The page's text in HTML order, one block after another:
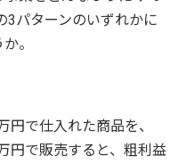
3パターンのいずれかに
。
円で仕入れた商品を、
円で販売すると、粗利益